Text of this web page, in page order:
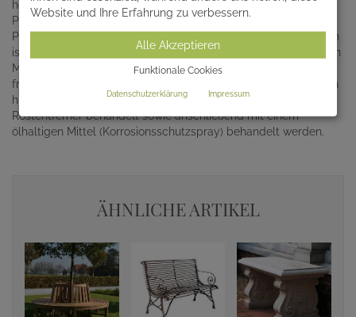
hochwertigem Eisen geschmiedet. Die Oberfläche der
Parkbank wird verzinkt und anschließend mit einer
Pulverbeschichtung versehen. Die Sitzbank aus Schmiedeeisen
ist massiv, robust und widerstandsfähig. Dank der erstklassigen
Materialien und der Schutzbeschichtung ist die Friedhofsbank
frostfest und hält der Witterung stand. Bänke aus Eisen sollten
hin und wieder auf Flugrost kontrolliert und ggf. mit einem
Rostentferner behandelt sowie anschließend mit einem
ölhaltigen Mittel (Korrosionsschutzspray) behandelt werden.
ÄHNLICHE ARTIKEL
Website und Ihre Erfahrung zu verbessern.
Alle Akzeptieren
Funktionale Cookies
Datenschutzerklärung Impressum